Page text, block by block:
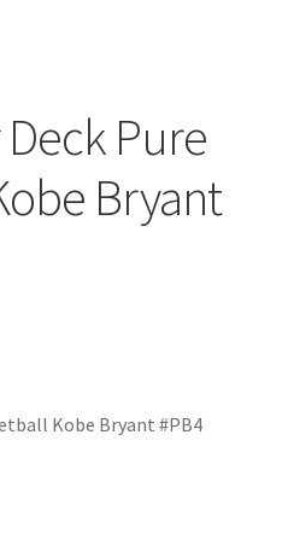
Pure
Bryant
Kobe Bryant #PB4